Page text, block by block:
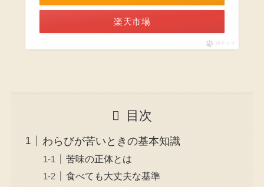
楽天市場
ポチップ
目次
わらびが苦いときの基本知識
苦味の正体とは
食べても大丈夫な基準